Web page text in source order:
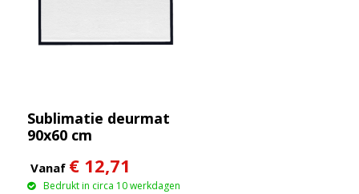
Sublimatie deurmat
90x60 cm
Vanaf € 12,71
Bedrukt in circa 10 werkdagen